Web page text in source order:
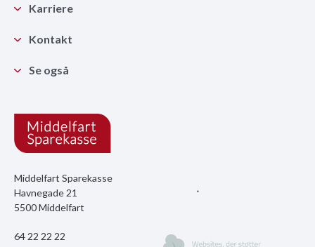
Middelfart Sparekasse
Havnegade 21
5500 Middelfart
64 22 22 22
Karriere
Kontakt
Se også